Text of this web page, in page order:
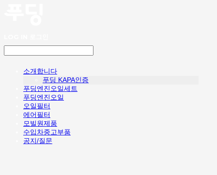
소개합니다
푸딩 KAPA인증
푸딩엔진오일세트
푸딩엔진오일
오일필터
에어필터
모빌원제품
수입차중고부품
공지/질문